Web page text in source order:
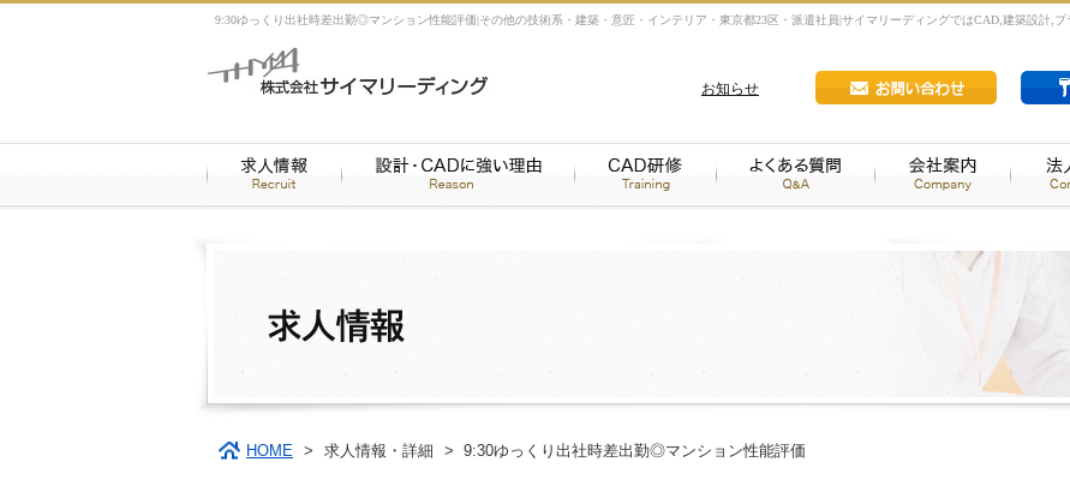
9:30ゆっくり出社時差出勤◎マンション性能評価|その他の技術系・建築・意匠・インテリア・東京都23区・派遣社員|サイマリーディングではCAD,建築設計,
お知らせ
HOME > 求人情報・詳細 > 9:30ゆっくり出社時差出勤◎マンション性能評価